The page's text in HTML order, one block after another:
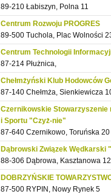
89-210 Łabiszyn, Polna 11
Centrum Rozwoju PROGRES
89-500 Tuchola, Plac Wolności
Centrum Technologii
87-214 Płużnica,
Chełmżyński Klub Hodowców
87-140 Chełmża, Sienkiewicza
Czernikowskie
i Sportu "Czyż-nie"
87-640 Czernikowo, Toruńska 20
Dąbrowski Związek Wędkarski
88-306 Dąbrowa, Kasztanowa
DOBRZYŃSKIE
87-500 RYPIN, Nowy Rynek 5